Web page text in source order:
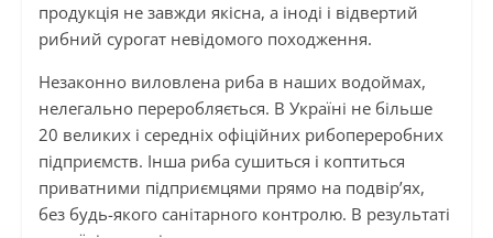
продукція не завжди якісна, а іноді і відвертий
рибний сурогат невідомого походження.
Незаконно виловлена риба в наших водоймах,
нелегально переробляється. В Україні не більше
20 великих і середніх офіційних рибопереробних
підприємств. Інша риба сушиться і коптиться
приватними підприємцями прямо на подвір’ях,
без будь-якого санітарного контролю. В результаті